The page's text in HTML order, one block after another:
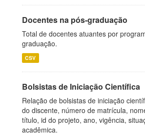
Docentes na pós-graduação
Total de docentes atuantes por
graduação.
CSV
Bolsistas de Iniciação Científica
Relação de bolsistas de iniciação
do discente, número de matrícula,
título, id do projeto, ano, vigência,
acadêmica.